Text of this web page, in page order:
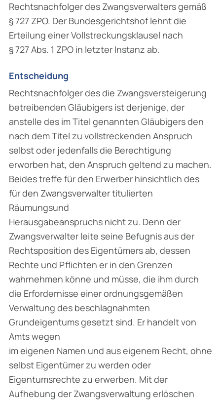
Rechtsnachfolger des Zwangsverwalters gemäß
§ 727 ZPO. Der Bundesgerichtshof lehnt die
Erteilung einer Vollstreckungsklausel nach
§ 727 Abs. 1 ZPO in letzter Instanz ab.
Entscheidung
Rechtsnachfolger des die Zwangsversteigerung
betreibenden Gläubigers ist derjenige, der
anstelle des im Titel genannten Gläubigers den
nach dem Titel zu vollstreckenden Anspruch
selbst oder jedenfalls die Berechtigung
erworben hat, den Anspruch geltend zu machen.
Beides treffe für den Erwerber hinsichtlich des
für den Zwangsverwalter titulierten
Räumungsund
Herausgabeanspruchs nicht zu. Denn der
Zwangsverwalter leite seine Befugnis aus der
Rechtsposition des Eigentümers ab, dessen
Rechte und Pflichten er in den Grenzen
wahrnehmen könne und müsse, die ihm durch
die Erfordernisse einer ordnungsgemäßen
Verwaltung des beschlagnahmten
Grundeigentums gesetzt sind. Er handelt von
Amts wegen
im eigenen Namen und aus eigenem Recht, ohne
selbst Eigentümer zu werden oder
Eigentumsrechte zu erwerben. Mit der
Aufhebung der Zwangsverwaltung erlöschen